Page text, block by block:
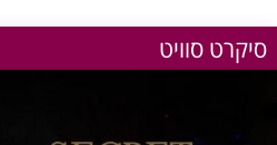
סיקרט סוויט